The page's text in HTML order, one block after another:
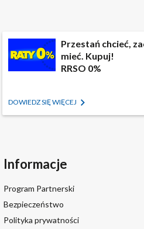
Przestań chcieć,
mieć. Kupuj!
RRSO 0%
DOWIEDZ SIĘ WIĘCEJ
Informacje
Program Partnerski
Bezpieczeństwo
Polityka prywatności